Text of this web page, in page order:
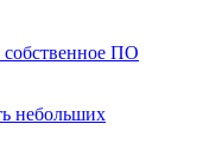
собственное ПО
небольших